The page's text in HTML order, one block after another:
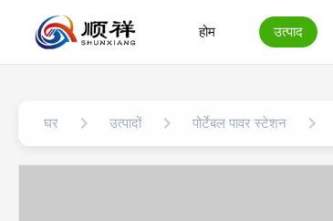
होम उत्पाद
घर उत्पादों पोर्टेबल पावर स्टेशन